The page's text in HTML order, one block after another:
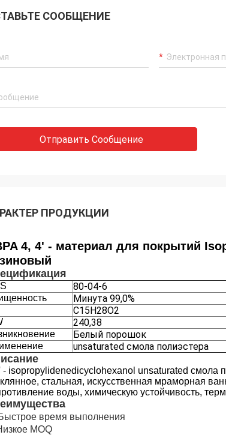
СООБЩЕНИЕ
Отправить Сообщение
ПРОДУКЦИИ
4, 4' - материал для покрытий
80-04-6
Минута 99,0%
C15H28O2
240,38
Белый порошок
unsaturated смола полиэстера
- isopropylidenedicyclohexanol unsaturated смола
стальная, искусственная мраморная
воды, химическую устойчивость,
время выполнения
MOQ